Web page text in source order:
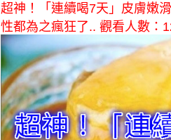
超神！「連續喝7天」皮膚嫩
性都為之瘋狂了.. 觀看人數：